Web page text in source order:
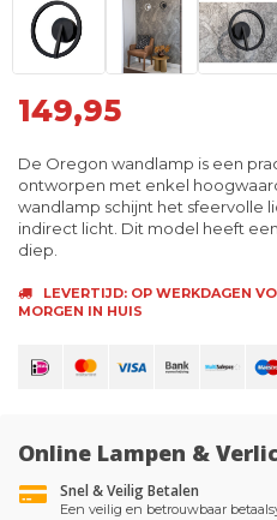
149,95
De Oregon wandlamp is een
ontworpen met enkel
wandlamp schijnt het sfeervolle
indirect licht. Dit model heeft
diep.
LEVERTIJD: OP WERKDAGEN
MORGEN IN HUIS
Online Lampen &
Snel & Veilig Betalen
Een veilig en betrouwbaar